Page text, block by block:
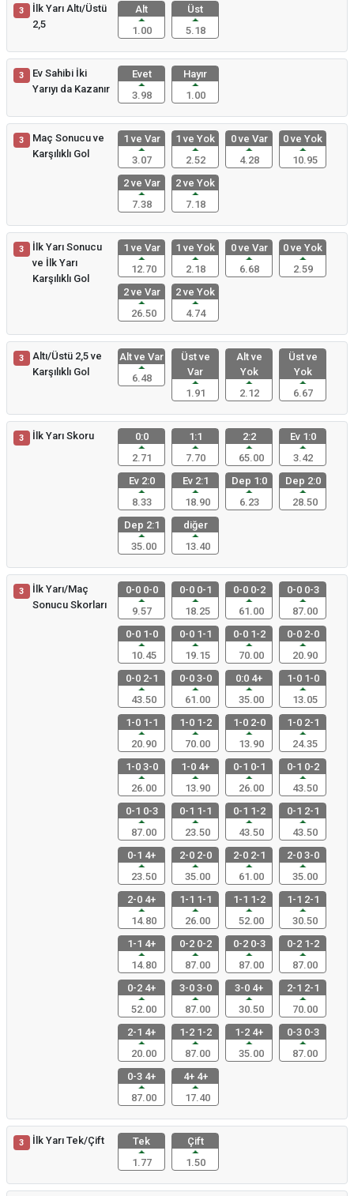
3
İlk Yarı Altı/Üstü
2,5
Alt
1.00
Üst
5.18
3
Ev Sahibi İki
Yarıyı da Kazanır
Evet
3.98
Hayır
1.00
3
Maç Sonucu ve
Karşılıklı Gol
1 ve Var
3.07
1 ve Yok
2.52
0 ve Var
4.28
0 ve Yok
10.95
2 ve Var
7.38
2 ve Yok
7.18
3
İlk Yarı Sonucu
ve İlk Yarı
Karşılıklı Gol
1 ve Var
12.70
1 ve Yok
2.18
0 ve Var
6.68
0 ve Yok
2.59
2 ve Var
26.50
2 ve Yok
4.74
3
Altı/Üstü 2,5 ve
Karşılıklı Gol
Alt ve Var
6.48
Üst ve
Var
1.91
Alt ve
Yok
2.12
Üst ve
Yok
6.67
3 İlk Yarı Skoru
0:0
2.71
1:1
7.70
2:2
65.00
Ev 1:0
3.42
Ev 2:0
8.33
Ev 2:1
18.90
Dep 1:0
6.23
Dep 2:0
28.50
Dep 2:1
35.00
diğer
13.40
3
İlk Yarı/Maç
Sonucu Skorları
0-0 0-0
9.57
0-0 0-1
18.25
0-0 0-2
61.00
0-0 0-3
87.00
0-0 1-0
10.45
0-0 1-1
19.15
0-0 1-2
70.00
0-0 2-0
20.90
0-0 2-1
43.50
0-0 3-0
61.00
0:0 4+
35.00
1-0 1-0
13.05
1-0 1-1
20.90
1-0 1-2
70.00
1-0 2-0
13.90
1-0 2-1
24.35
1-0 3-0
26.00
1-0 4+
13.90
0-1 0-1
26.00
0-1 0-2
43.50
0-1 0-3
87.00
0-1 1-1
23.50
0-1 1-2
43.50
0-1 2-1
43.50
0-1 4+
23.50
2-0 2-0
35.00
2-0 2-1
61.00
2-0 3-0
35.00
2-0 4+
14.80
1-1 1-1
26.00
1-1 1-2
52.00
1-1 2-1
30.50
1-1 4+
14.80
0-2 0-2
87.00
0-2 0-3
87.00
0-2 1-2
87.00
0-2 4+
52.00
3-0 3-0
87.00
3-0 4+
30.50
2-1 2-1
70.00
2-1 4+
20.00
1-2 1-2
87.00
1-2 4+
35.00
0-3 0-3
87.00
0-3 4+
87.00
4+ 4+
17.40
3 İlk Yarı Tek/Çift
Tek
1.77
Çift
1.50